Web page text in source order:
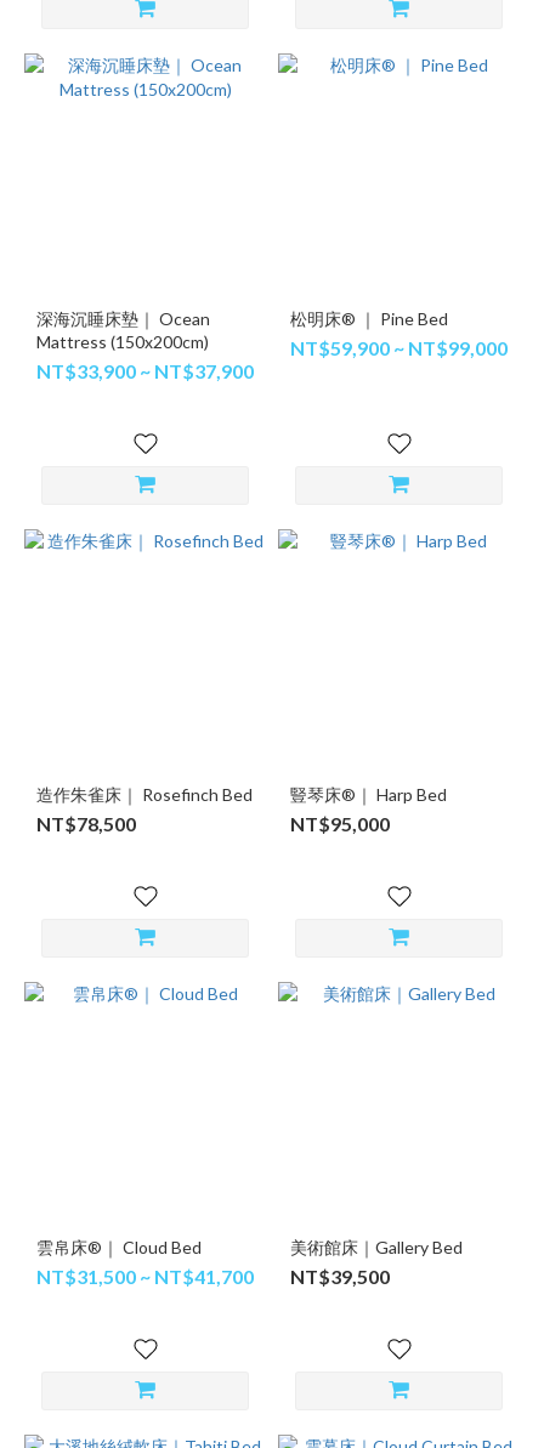
深海沉睡床墊｜ Ocean
Mattress (150x200cm)
NT$33,900 ~ NT$37,900
松明床® ｜ Pine Bed
NT$59,900 ~ NT$99,000
造作朱雀床｜ Rosefinch Bed
NT$78,500
豎琴床®｜ Harp Bed
NT$95,000
雲帛床®｜ Cloud Bed
NT$31,500 ~ NT$41,700
美術館床｜Gallery Bed
NT$39,500